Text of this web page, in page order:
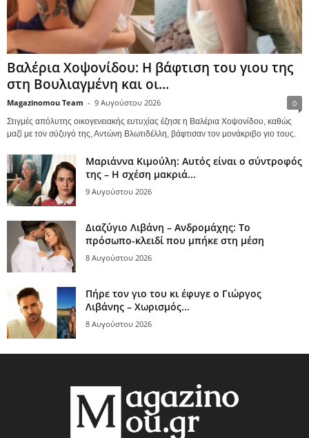
Βαλέρια Χοψονίδου: Η βάφτιση του γιου της
στη Βουλιαγμένη και οι...
Magazinomou Team - 9 Αυγούστου 2026 0
Στιγμές απόλυτης οικογενειακής ευτυχίας έζησε η Βαλέρια Χοψονίδου, καθώς
μαζί με τον σύζυγό της, Αντώνη Βλωτιδέλλη, βάφτισαν τον μονάκριβο γιο τους.
Μαριάννα Κιμούλη: Αυτός είναι ο σύντροφός
της – Η σχέση μακριά...
9 Αυγούστου 2026
Διαζύγιο Λιβάνη – Ανδρομάχης: Το
πρόσωπο-κλειδί που μπήκε στη μέση
8 Αυγούστου 2026
Πήρε τον γιο του κι έφυγε ο Γιώργος
Λιβάνης – Χωρισμός...
8 Αυγούστου 2026